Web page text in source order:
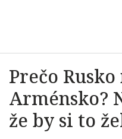
Prečo
Arménsko?
že by si to